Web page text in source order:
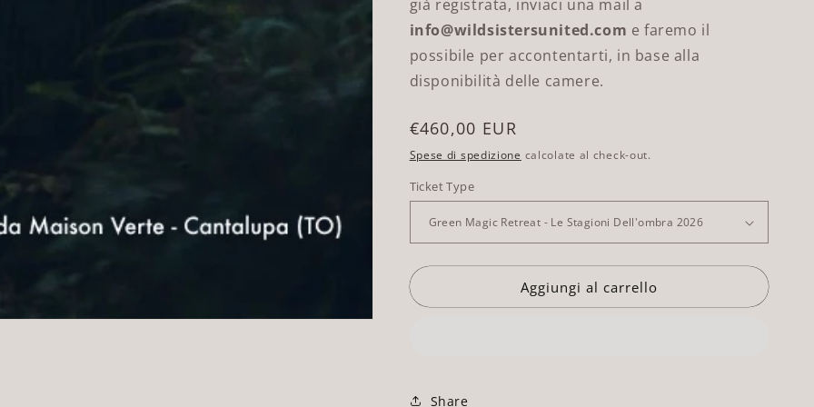
già registrata, inviaci una mail a
info@wildsistersunited.com e faremo il
possibile per accontentarti, in base alla
disponibilità delle camere.
Prezzo
di
listino
€460,00 EUR
Spese di spedizione calcolate al check-out.
Ticket Type
Aggiungi al carrello
Share